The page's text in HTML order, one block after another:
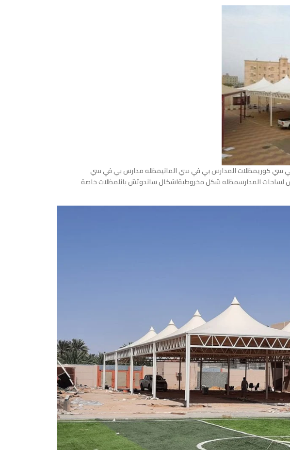
سي كوريمظلات المدارس بي في سي المانيمظله مدارس بي في سي
لساحات المدارسمظله شكل مخروطيةاشكال ساندوتش بانلمظلات خاصة